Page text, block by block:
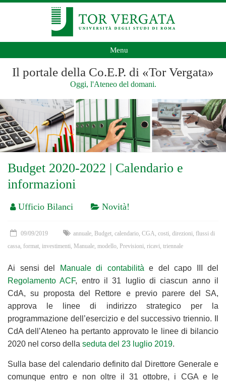
Menu
Il portale della Co.E.P. di «Tor Vergata»
Oggi, l'Ateneo del domani.
Budget 2020-2022 | Calendario e
informazioni
Ufficio Bilanci Novità!
09/09/2019 annuale Budget calendario CGA costi direzioni flussi di
cassa format investimenti Manuale modello Previsioni ricavi triennale
Ai sensi del Manuale di contabilità e del capo III del
Regolamento ACF, entro il 31 luglio di ciascun anno il
CdA, su proposta del Rettore e previo parere del SA,
approva le linee di indirizzo strategico per la
programmazione dell’esercizio e del successivo triennio. Il
CdA dell’Ateneo ha pertanto approvato le linee di bilancio
2020 nel corso della seduta del 23 luglio 2019.
Sulla base del calendario definito dal Direttore Generale e
comunque entro e non oltre il 31 ottobre, i CGA e le